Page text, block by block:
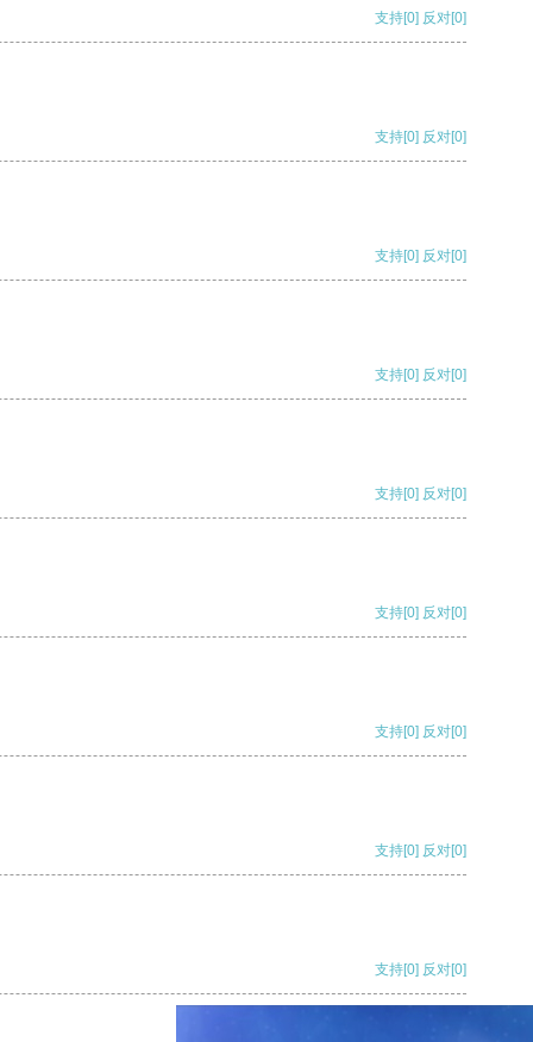
支持[0] 反对[0]
支持[0] 反对[0]
支持[0] 反对[0]
支持[0] 反对[0]
支持[0] 反对[0]
支持[0] 反对[0]
支持[0] 反对[0]
支持[0] 反对[0]
支持[0] 反对[0]